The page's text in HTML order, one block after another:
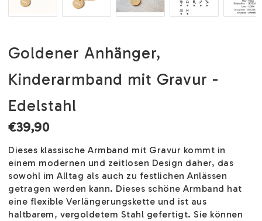
Goldener Anhänger,
Kinderarmband mit Gravur -
Edelstahl
€39,90
Dieses klassische Armband mit Gravur kommt in
einem modernen und zeitlosen Design daher, das
sowohl im Alltag als auch zu festlichen Anlässen
getragen werden kann. Dieses schöne Armband hat
eine flexible Verlängerungskette und ist aus
haltbarem, vergoldetem Stahl gefertigt. Sie können